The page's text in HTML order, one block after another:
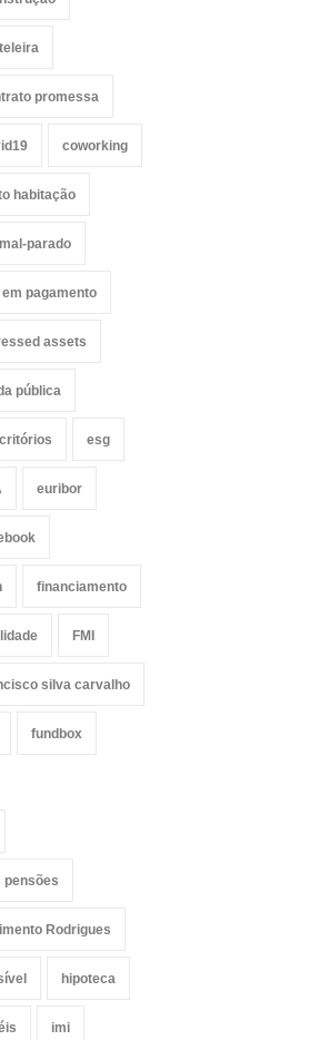
promessa
coworking
habitação
parado
pagamento
assets
pública
esg
euribor
financiamento
FMI
silva carvalho
fundbox
pensões
Rodrigues
hipoteca
imi